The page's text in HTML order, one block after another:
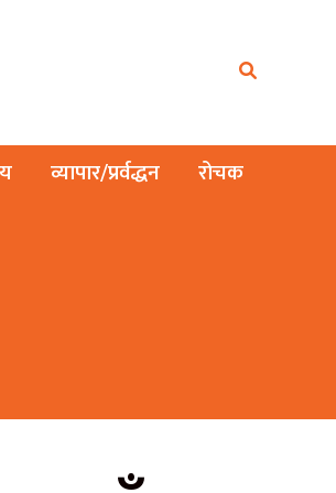
व्यापार/प्रर्वद्धन रोचक